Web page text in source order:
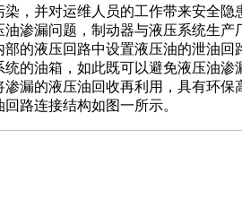
，并对运维人员的工作带来安全隐
渗漏问题，制动器与液压系统生产
的液压回路中设置液压油的泄油回
的油箱，如此既可以避免液压油渗
漏的液压油回收再利用，具有环保
路连接结构如图一所示。